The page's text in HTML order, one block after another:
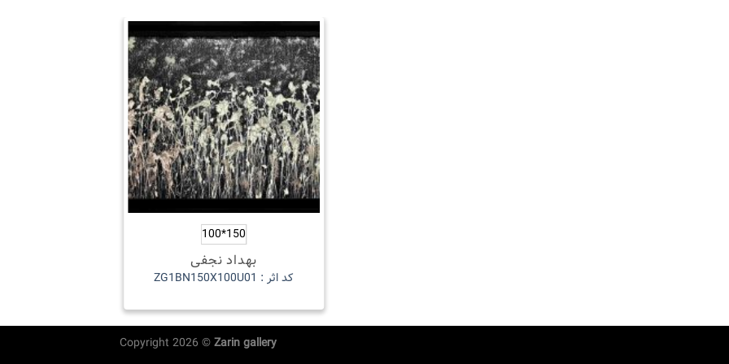
150*100
بهداد نجفی
کد اثر : ZG1BN150X100U01
Copyright 2026 ©Zarin gallery